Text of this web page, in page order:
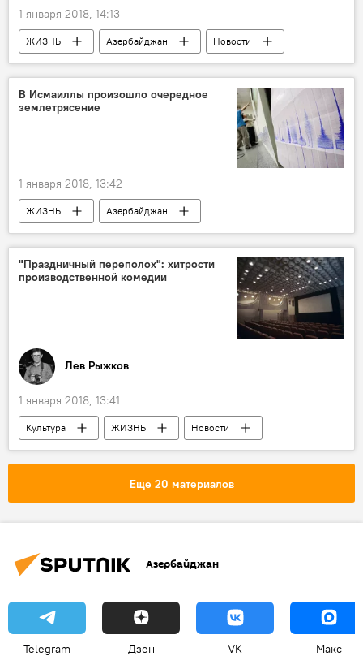
1 января 2018, 14:13
ЖИЗНЬ Азербайджан
Новости
Абшерон
Баку
Министерство экологии и природных ресурсов АР
Прогноз погоды
В Исмаиллы произошло очередное
землетрясение
1 января 2018, 13:42
ЖИЗНЬ
Азербайджан
Происшествия
Новости
"Праздничный переполох": хитрости
производственной комедии
Лев Рыжков
1 января 2018, 13:41
Культура ЖИЗНЬ
Новости
Новости мира
Колумнисты
Еще 20 материалов
Азербайджан
Telegram Дзен VK Макс